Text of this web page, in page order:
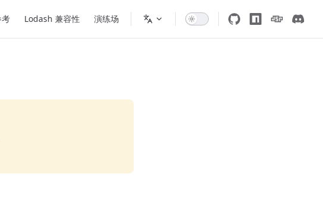
Lodash 兼容性 演练场